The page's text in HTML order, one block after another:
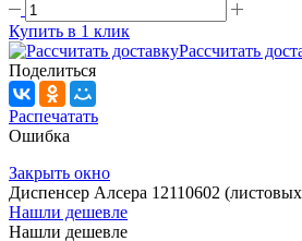
Купить в 1 клик
Рассчитать
Поделиться
Распечатать
Ошибка
Закрыть окно
Диспенсер Алсера 12110602
Нашли дешевле
Нашли дешевле